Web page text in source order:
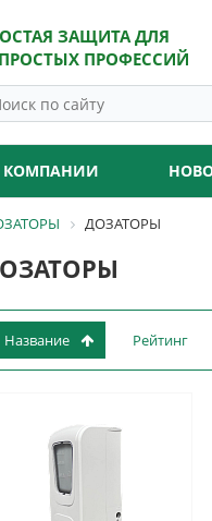
ЗАЩИТА ДЛЯ
ПРОФЕССИЙ
КОМПАНИИ
ДОЗАТОРЫ
Название Рейтинг